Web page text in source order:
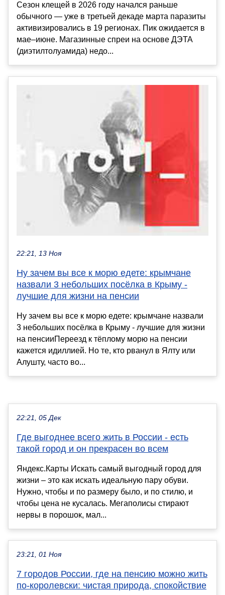
Сезон клещей в 2026 году начался раньше
обычного — уже в третьей декаде марта паразиты
активизировались в 19 регионах. Пик ожидается в
мае–июне. Магазинные спреи на основе ДЭТА
(диэтилтолуамида) недо...
22:21, 13 Ноя
Ну зачем вы все к морю едете: крымчане
назвали 3 небольших посёлка в Крыму -
лучшие для жизни на пенсии
Ну зачем вы все к морю едете: крымчане назвали
3 небольших посёлка в Крыму - лучшие для жизни
на пенсииПереезд к тёплому морю на пенсии
кажется идиллией. Но те, кто рванул в Ялту или
Алушту, часто во...
22:21, 05 Дек
Где выгоднее всего жить в России - есть
такой город и он прекрасен во всем
Яндекс.Карты Искать самый выгодный город для
жизни – это как искать идеальную пару обуви.
Нужно, чтобы и по размеру было, и по стилю, и
чтобы цена не кусалась. Мегаполисы стирают
нервы в порошок, мал...
23:21, 01 Ноя
7 городов России, где на пенсию можно жить
по-королевски: чистая природа, спокойствие